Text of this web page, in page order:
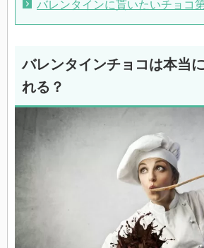
バレンタインに貰いたいチョコ
バレンタインチョコは本当
れる？